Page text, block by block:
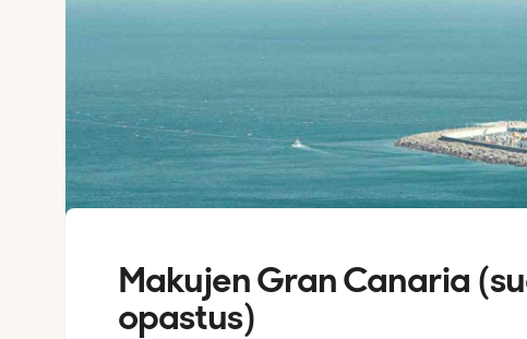
Makujen Gran Canaria
opastus)